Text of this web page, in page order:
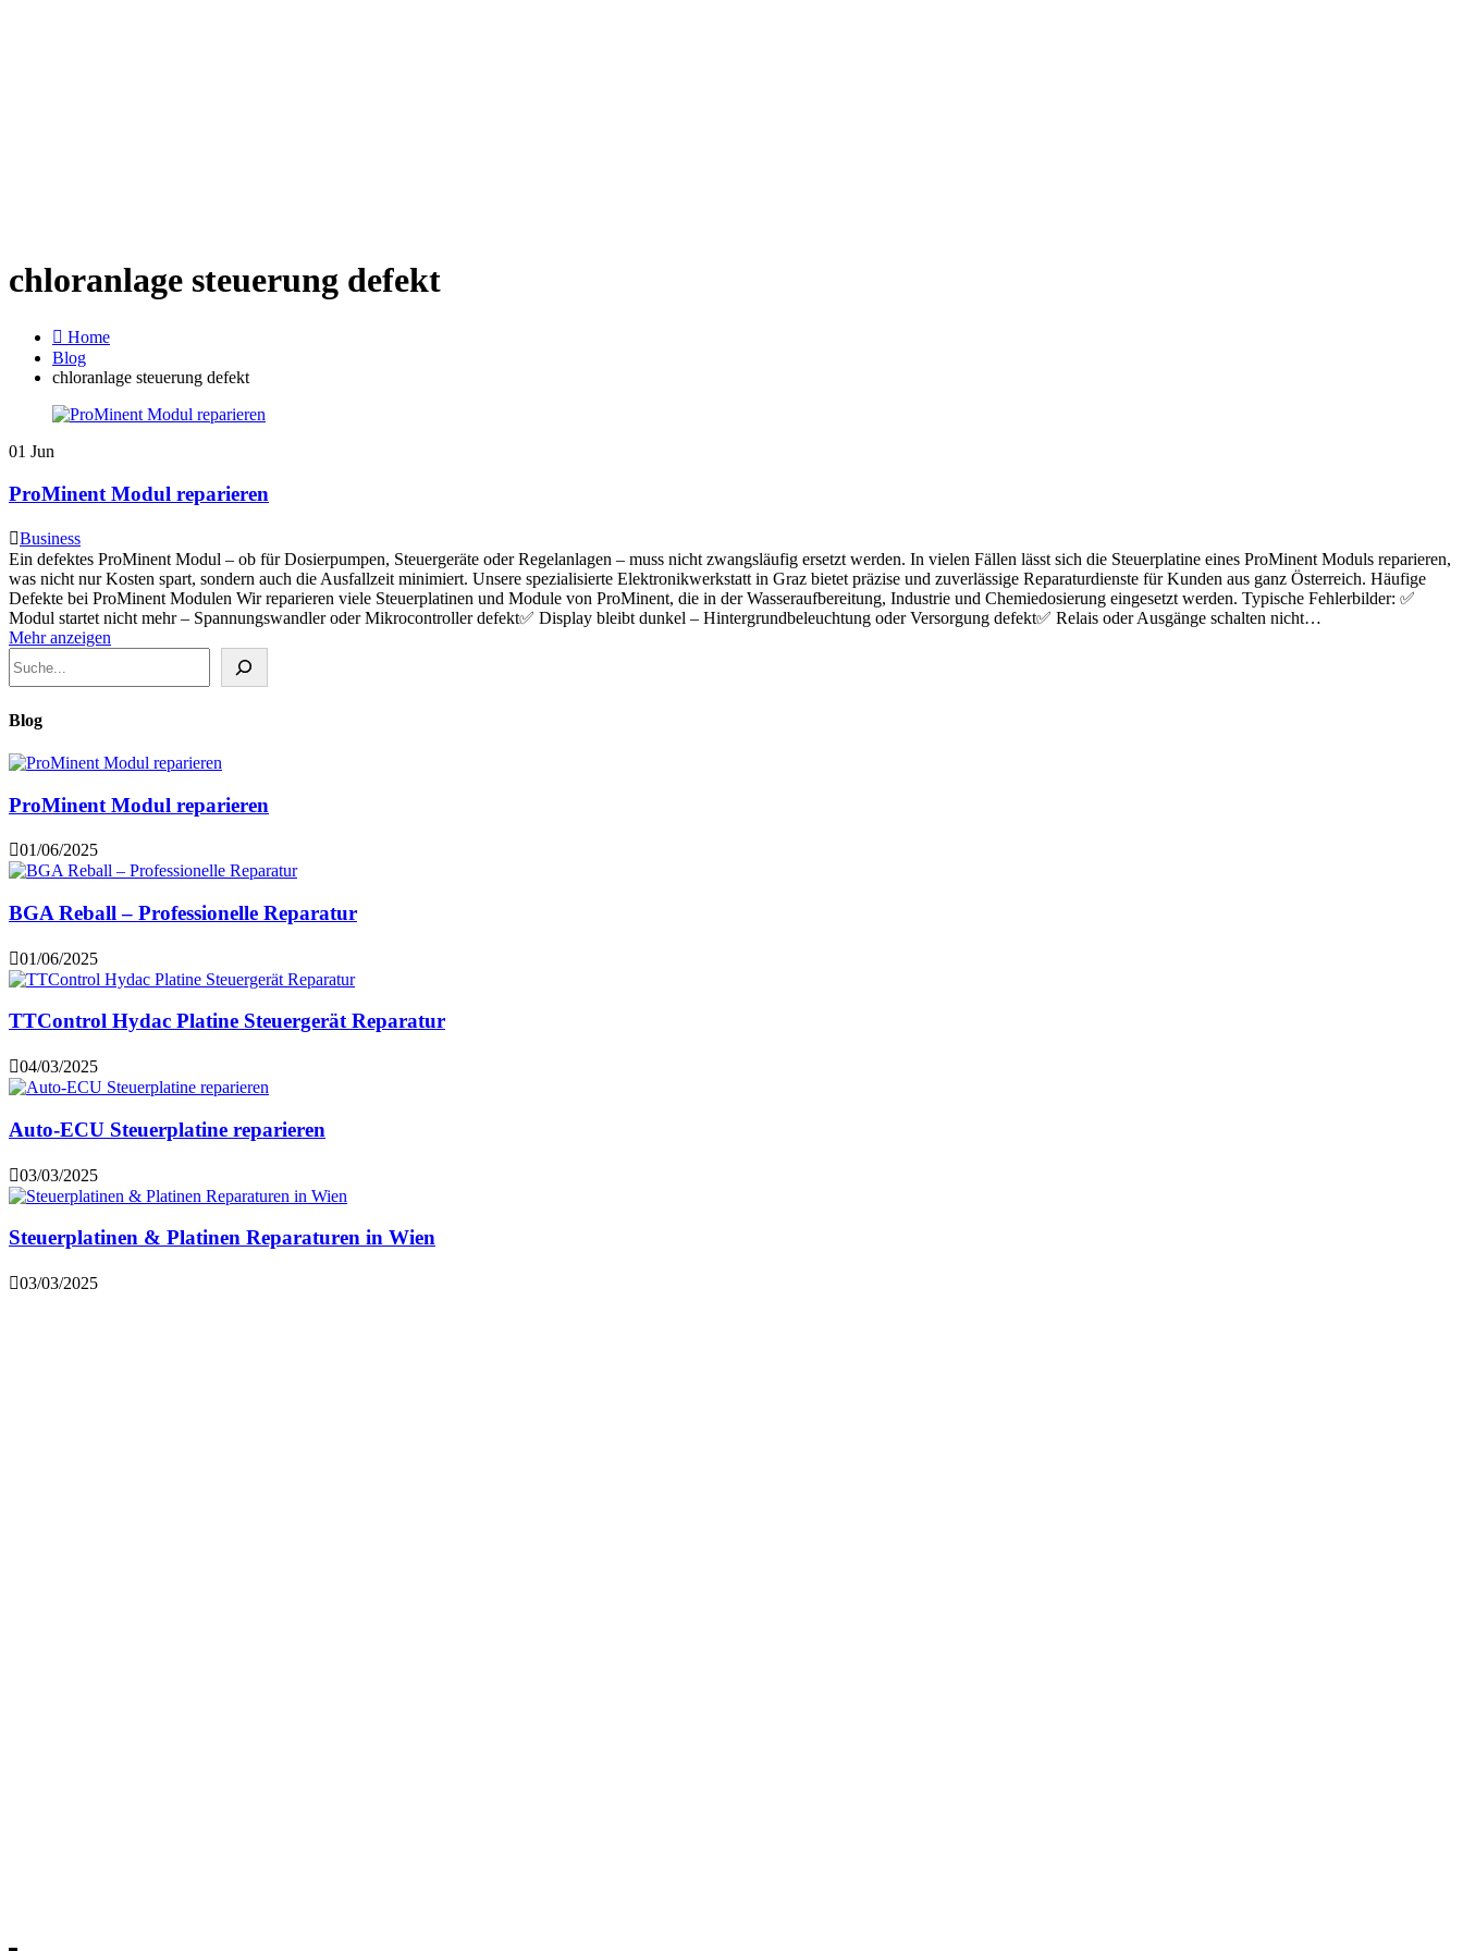
chloranlage steuerung defekt
Home
Blog
chloranlage steuerung defekt
01 Jun
ProMinent Modul reparieren
Business
Ein defektes ProMinent Modul – ob für Dosierpumpen, Steuergeräte oder Regelanlagen – muss nicht zwangsläufig ersetzt werden. In vielen Fällen lässt sich die Steuerplatine eines ProMinent Moduls reparieren,
was nicht nur Kosten spart, sondern auch die Ausfallzeit minimiert. Unsere spezialisierte Elektronikwerkstatt in Graz bietet präzise und zuverlässige Reparaturdienste für Kunden aus ganz Österreich. Häufige
Defekte bei ProMinent Modulen Wir reparieren viele Steuerplatinen und Module von ProMinent, die in der Wasseraufbereitung, Industrie und Chemiedosierung eingesetzt werden. Typische Fehlerbilder: ✅
Modul startet nicht mehr – Spannungswandler oder Mikrocontroller defekt✅ Display bleibt dunkel – Hintergrundbeleuchtung oder Versorgung defekt✅ Relais oder Ausgänge schalten nicht…
Mehr anzeigen
Blog
ProMinent Modul reparieren
01/06/2025
BGA Reball – Professionelle Reparatur
01/06/2025
TTControl Hydac Platine Steuergerät Reparatur
04/03/2025
Auto-ECU Steuerplatine reparieren
03/03/2025
Steuerplatinen & Platinen Reparaturen in Wien
03/03/2025